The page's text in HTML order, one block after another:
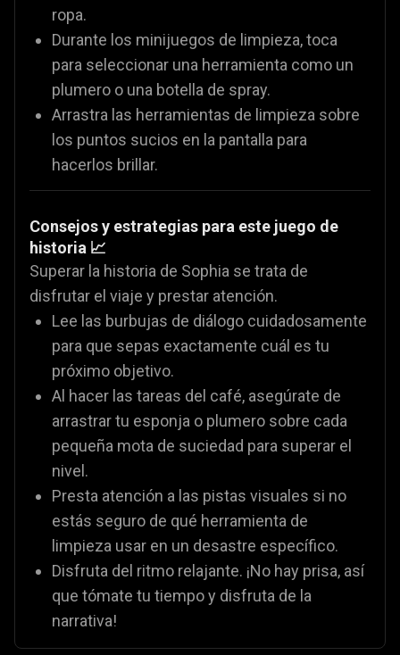
ropa.
Durante los minijuegos de limpieza, toca
para seleccionar una herramienta como un
plumero o una botella de spray.
Arrastra las herramientas de limpieza sobre
los puntos sucios en la pantalla para
hacerlos brillar.
Consejos y estrategias para este juego de
historia 📈
Superar la historia de Sophia se trata de
disfrutar el viaje y prestar atención.
Lee las burbujas de diálogo cuidadosamente
para que sepas exactamente cuál es tu
próximo objetivo.
Al hacer las tareas del café, asegúrate de
arrastrar tu esponja o plumero sobre cada
pequeña mota de suciedad para superar el
nivel.
Presta atención a las pistas visuales si no
estás seguro de qué herramienta de
limpieza usar en un desastre específico.
Disfruta del ritmo relajante. ¡No hay prisa, así
que tómate tu tiempo y disfruta de la
narrativa!